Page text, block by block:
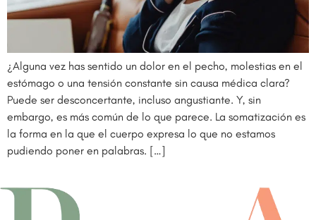
¿Alguna vez has sentido un dolor en el pecho, molestias en el
estómago o una tensión constante sin causa médica clara?
Puede ser desconcertante, incluso angustiante. Y, sin
embargo, es más común de lo que parece. La somatización es
la forma en la que el cuerpo expresa lo que no estamos
pudiendo poner en palabras. […]